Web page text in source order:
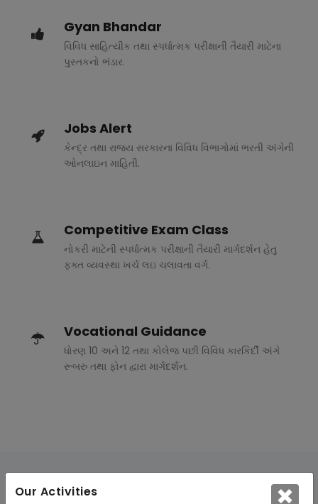
Our Activities
Gyan Bhandar
વિવિધ સાહિત્યીક તથા સ્પર્ધાત્મક પરીક્ષાની તૈયારી માટેના
પુસ્તકનો ભંડાર.
Jobs Alert
કેન્દ્ર તથા રાજ્ય સરકારના વિવિધ વિભાગોમાં ભરતી અંગેની
ઓનલાઇન માહિતી.
Competitive Exam Class
નોકરી માટેની સ્પર્ધાત્મક પરીક્ષાની તૈયારી માર્ગદર્શન હેતુ
ફક્ત વ્યવસ્થા ખર્ચ લઇ ચલાવતા વર્ગ.
Vocational Guidance
ધોરણ 10 અને 12 તથા કોલેજ પછી વિવિધ કારકિર્દી અંગે
રૂબરુ તથા ફોન દ્વારા માર્ગદર્શન.